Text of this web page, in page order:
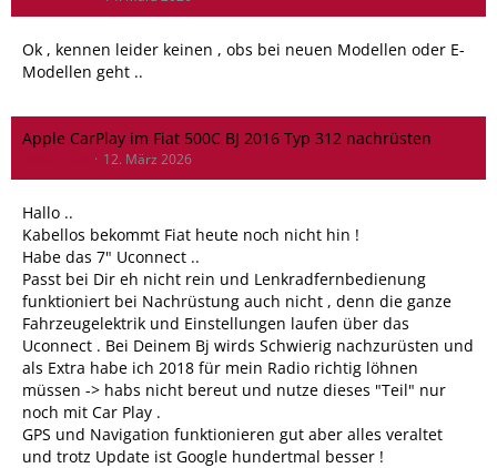
Ok , kennen leider keinen , obs bei neuen Modellen oder E-
Modellen geht ..
Apple CarPlay im Fiat 500C BJ 2016 Typ 312 nachrüsten
12. März 2026
Hallo ..
Kabellos bekommt Fiat heute noch nicht hin !
Habe das 7" Uconnect ..
Passt bei Dir eh nicht rein und Lenkradfernbedienung
funktioniert bei Nachrüstung auch nicht , denn die ganze
Fahrzeugelektrik und Einstellungen laufen über das
Uconnect . Bei Deinem Bj wirds Schwierig nachzurüsten und
als Extra habe ich 2018 für mein Radio richtig löhnen
müssen -> habs nicht bereut und nutze dieses "Teil" nur
noch mit Car Play .
GPS und Navigation funktionieren gut aber alles veraltet
und trotz Update ist Google hundertmal besser !